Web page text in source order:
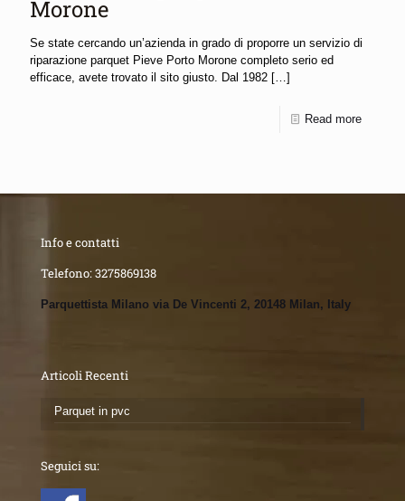
Morone
Se state cercando un’azienda in grado di proporre un servizio di
riparazione parquet Pieve Porto Morone completo serio ed
efficace, avete trovato il sito giusto. Dal 1982 […]
Read more
Info e contatti
Telefono:3275869138
Parquettista Milano via De Vincenti 2, 20148 Milan, Italy
Articoli Recenti
Parquet in pvc
Seguici su: